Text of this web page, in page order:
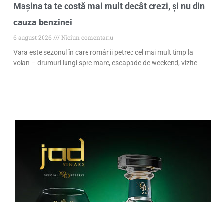
Mașina ta te costă mai mult decât crezi, și nu din
cauza benzinei
6 august 2026
Niciun comentariu
Vara este sezonul în care românii petrec cel mai mult timp la
volan – drumuri lungi spre mare, escapade de weekend, vizite